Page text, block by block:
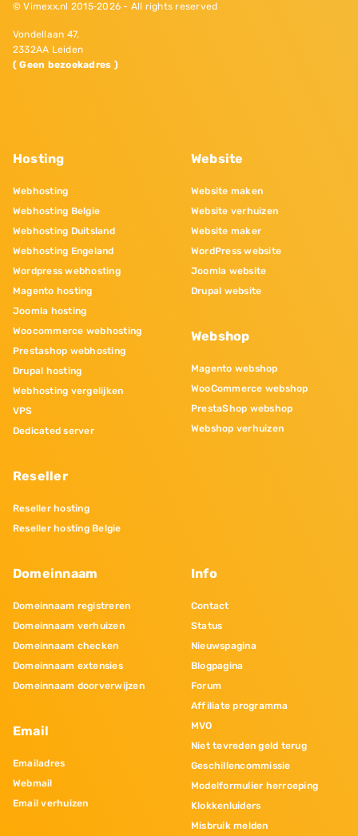
© Vimexx.nl 2015‐2026 - All rights reserved
Vondellaan 47,
2332AA Leiden
( Geen bezoekadres )
Hosting
Webhosting
Webhosting Belgie
Webhosting Duitsland
Webhosting Engeland
Wordpress webhosting
Magento hosting
Joomla hosting
Woocommerce webhosting
Prestashop webhosting
Drupal hosting
Webhosting vergelijken
VPS
Dedicated server
Reseller
Reseller hosting
Reseller hosting Belgie
Website
Website maken
Website verhuizen
Website maker
WordPress website
Joomla website
Drupal website
Webshop
Magento webshop
WooCommerce webshop
PrestaShop webshop
Webshop verhuizen
Domeinnaam
Domeinnaam registreren
Domeinnaam verhuizen
Domeinnaam checken
Domeinnaam extensies
Domeinnaam doorverwijzen
Email
Emailadres
Webmail
Email verhuizen
Info
Contact
Status
Nieuwspagina
Blogpagina
Forum
Affiliate programma
MVO
Niet tevreden geld terug
Geschillencommissie
Modelformulier herroeping
Klokkenluiders
Misbruik melden